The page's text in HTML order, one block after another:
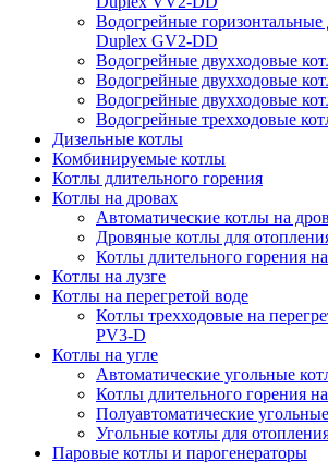
Водогрейные горизонтальные
Duplex GV2-DD
Водогрейные двухходовые
Водогрейные двухходовые
Водогрейные двухходовые
Водогрейные трехходовые
Дизельные котлы
Комбинируемые котлы
Котлы длительного горения
Котлы на дровах
Автоматические котлы на
Дровяные котлы для
Котлы длительного горения
Котлы на лузге
Котлы на перегретой воде
Котлы трехходовые на
PV3-D
Котлы на угле
Автоматические угольные
Котлы длительного горения
Полуавтоматические
Угольные котлы для
Паровые котлы и парогенераторы